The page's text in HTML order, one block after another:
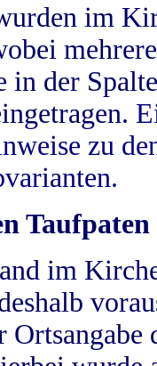
im
in der
zu
Taufpaten
im